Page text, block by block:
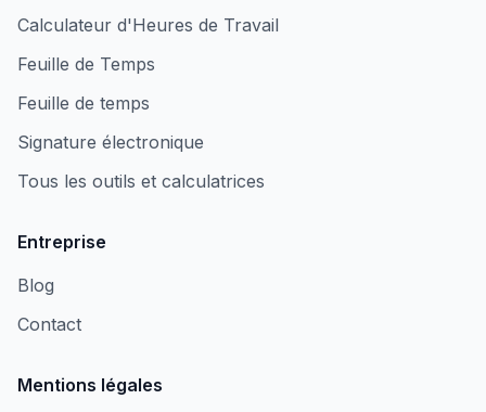
Calculateur d'Heures de Travail
Feuille de Temps
Feuille de temps
Signature électronique
Tous les outils et calculatrices
Entreprise
Blog
Contact
Mentions légales